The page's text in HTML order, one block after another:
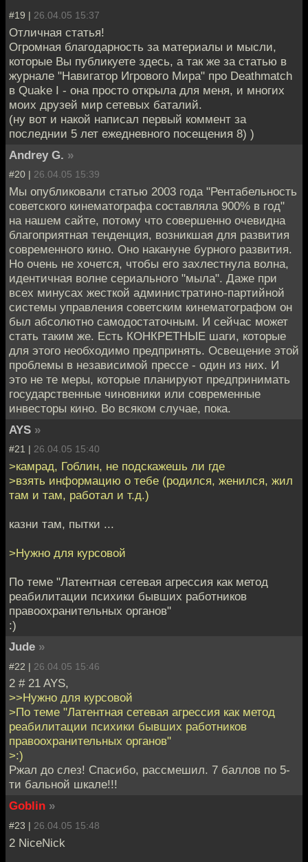
#19 | 26.04.05 15:37
Отличная статья!
Огромная благодарность за материалы и мысли,
которые Вы публикуете здесь, а так же за статью в
журнале "Навигатор Игрового Мира" про Deathmatch
в Quake I - она просто открыла для меня, и многих
моих друзей мир сетевых баталий.
(ну вот и накой написал первый коммент за
последнии 5 лет ежедневного посещения 8) )
Andrey G. »
#20 | 26.04.05 15:39
Мы опубликовали статью 2003 года "Рентабельность
советского кинематографа составляла 900% в год"
на нашем сайте, потому что совершенно очевидна
благоприятная тенденция, возникшая для развития
современного кино. Оно накануне бурного развития.
Но очень не хочется, чтобы его захлестнула волна,
идентичная волне сериального "мыла". Даже при
всех минусах жесткой администратино-партийной
системы управления советским кинематографом он
был абсолютно самодостаточным. И сейчас может
стать таким же. Есть КОНКРЕТНЫЕ шаги, которые
для этого необходимо предпринять. Освещение этой
проблемы в независимой прессе - один из них. И
это не те меры, которые планируют предпринимать
государственные чиновники или современные
инвесторы кино. Во всяком случае, пока.
AYS »
#21 | 26.04.05 15:40
>камрад, Гоблин, не подскажешь ли где
>взять информацию о тебе (родился, женился, жил
там и там, работал и т.д.)
казни там, пытки ...
>Нужно для курсовой
По теме "Латентная сетевая агрессия как метод
реабилитации психики бывших работников
правоохранительных органов"
:)
Jude »
#22 | 26.04.05 15:46
2 # 21 AYS,
>>Нужно для курсовой
>По теме "Латентная сетевая агрессия как метод
реабилитации психики бывших работников
правоохранительных органов"
>:)
Ржал до слез! Спасибо, рассмешил. 7 баллов по 5-
ти бальной шкале!!!
Goblin »
#23 | 26.04.05 15:48
2 NiceNick